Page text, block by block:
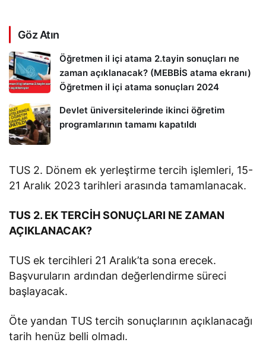
Göz Atın
Öğretmen il içi atama 2.tayin sonuçları ne
zaman açıklanacak? (MEBBİS atama ekranı)
Öğretmen il içi atama sonuçları 2024
Devlet üniversitelerinde ikinci öğretim
programlarının tamamı kapatıldı
TUS 2. Dönem ek yerleştirme tercih işlemleri, 15-
21 Aralık 2023 tarihleri arasında tamamlanacak.
TUS 2. EK TERCİH SONUÇLARI NE ZAMAN
AÇIKLANACAK?
TUS ek tercihleri 21 Aralık’ta sona erecek.
Başvuruların ardından değerlendirme süreci
başlayacak.
Öte yandan TUS tercih sonuçlarının açıklanacağı
tarih henüz belli olmadı.